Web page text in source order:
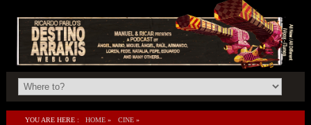
YOU ARE HERE : HOME » CINE »